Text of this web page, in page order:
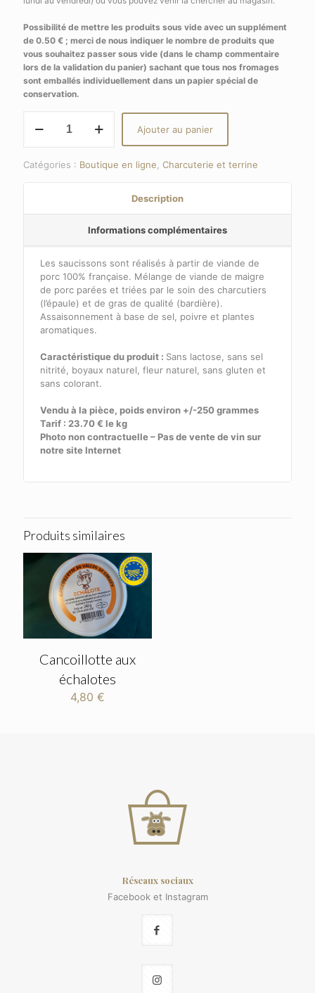
Possibilité de mettre les produits sous vide avec un supplément
de 0.50 € ; merci de nous indiquer le nombre de produits que
vous souhaitez passer sous vide (dans le champ commentaire
lors de la validation du panier) sachant que tous nos fromages
sont emballés individuellement dans un papier spécial de
conservation.
Ajouter au panier
Catégories : Boutique en ligne Charcuterie et terrine
Description
Informations complémentaires
Les saucissons sont réalisés à partir de viande de
porc 100% française. Mélange de viande de maigre
de porc parées et triées par le soin des charcutiers
(l’épaule) et de gras de qualité (bardière).
Assaisonnement à base de sel, poivre et plantes
aromatiques.
Caractéristique du produit : Sans lactose, sans sel
nitrité, boyaux naturel, fleur naturel, sans gluten et
sans colorant.
Vendu à la pièce, poids environ +/-250 grammes
Tarif : 23.70 € le kg
Photo non contractuelle – Pas de vente de vin sur
notre site Internet
Produits similaires
Cancoillotte aux
échalotes
4,80€
Réseaux sociaux
Facebook et Instagram